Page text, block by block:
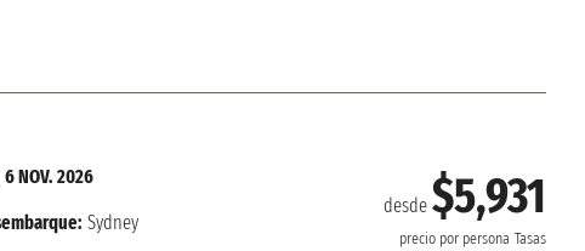
desde $5,931
precio por persona Tasas
|6 NOV. 2026
Sydney